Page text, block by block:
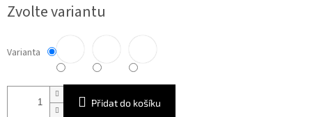
cena:
Zvolte variantu
Varianta
Přidat do košíku